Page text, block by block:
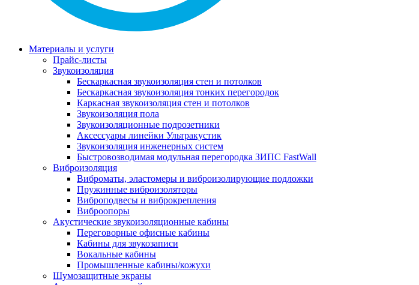
Материалы и услуги
Прайс-листы
Звукоизоляция
Бескаркасная звукоизоляция стен и потолков
Бескаркасная звукоизоляция тонких перегородок
Каркасная звукоизоляция стен и потолков
Звукоизоляция пола
Звукоизоляционные подрозетники
Аксессуары линейки Ультракустик
Звукоизоляция инженерных систем
Быстровозводимая модульная перегородка ЗИПС FastWall
Виброизоляция
Виброматы, эластомеры и виброизолирующие подложки
Пружинные виброизоляторы
Виброподвесы и виброкрепления
Виброопоры
Акустические звукоизоляционные кабины
Переговорные офисные кабины
Кабины для звукозаписи
Вокальные кабины
Промышленные кабины/кожухи
Шумозащитные экраны